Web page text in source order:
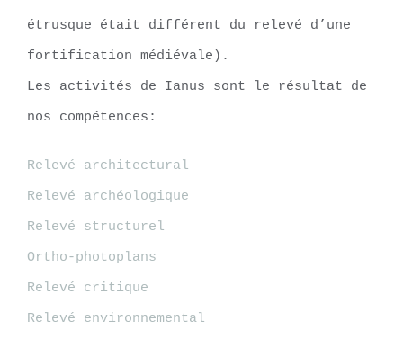
étrusque était différent du relevé d’une
fortification médiévale).
Les activités de Ianus sont le résultat de
nos compétences:
Relevé architectural
Relevé archéologique
Relevé structurel
Ortho-photoplans
Relevé critique
Relevé environnemental